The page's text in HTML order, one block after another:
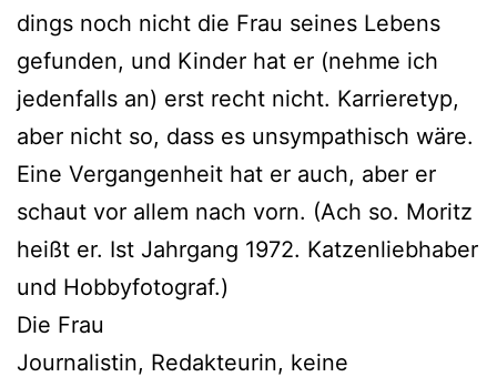
dings noch nicht die Frau sei­nes Lebens
gefun­den, und Kinder hat er (neh­me ich
jeden­falls an) erst recht nicht. Karrieretyp,
aber nicht so, dass es unsym­pa­thisch wäre.
Eine Vergangenheit hat er auch, aber er
schaut vor allem nach vorn. (Ach so. Moritz
heißt er. Ist Jahrgang 1972. Katzenliebhaber
und Hobbyfotograf.)
Die Frau
Journalistin, Redakteurin, kei­ne